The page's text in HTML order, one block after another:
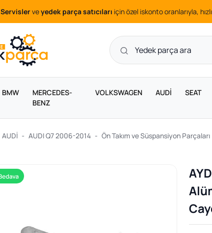
Servislerveyedek parça satıcıları için özel iskonto oranlarıyla,
BMW
MERCEDES-
BENZ
VOLKSWAGEN AUDİ SEAT
AUDİ AUDI Q7 2006-2014 Ön Takım ve Süspansiyon Parçaları